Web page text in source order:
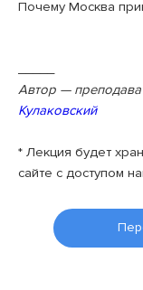
Почему Москва
Автор —
Кулаковский
* Лекция будет
сайте с доступом